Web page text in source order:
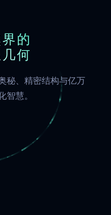
的
何
秘、精密结构与亿万
智慧。